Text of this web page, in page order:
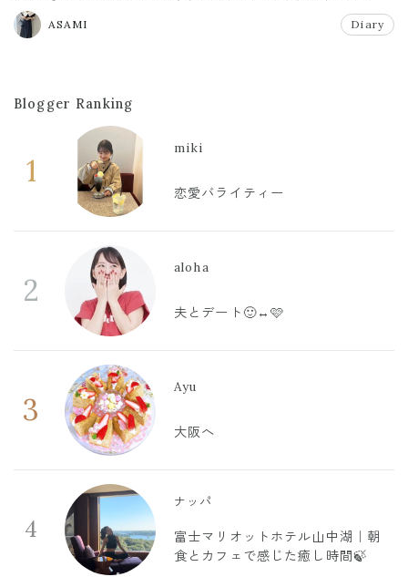
ASAMI Diary
Blogger Ranking
1
miki
恋愛バライティー
2
aloha
夫とデート🙂‍↔️🩷
3
Ayu
大阪へ
4
ナッパ
富士マリオットホテル山中湖｜朝
食とカフェで感じた癒し時間🍃